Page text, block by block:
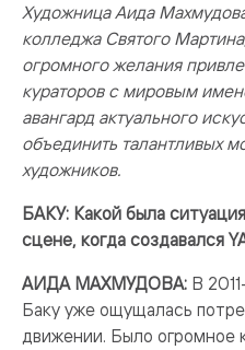
Художница Аида
колледжа Святого
огромного желания
кураторов с мировым
авангард актуального
объединить талантливых
художников.
БАКУ: Какой была
сцене, когда создавался
АИДА МАХМУДОВА: В
Баку уже ощущалась
движении. Было огромное